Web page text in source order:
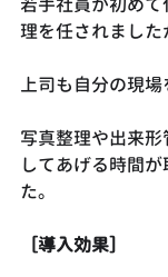
理を任されました
上司も自分の現場
写真整理や出来
してあげる時間
た。
［導入効果］